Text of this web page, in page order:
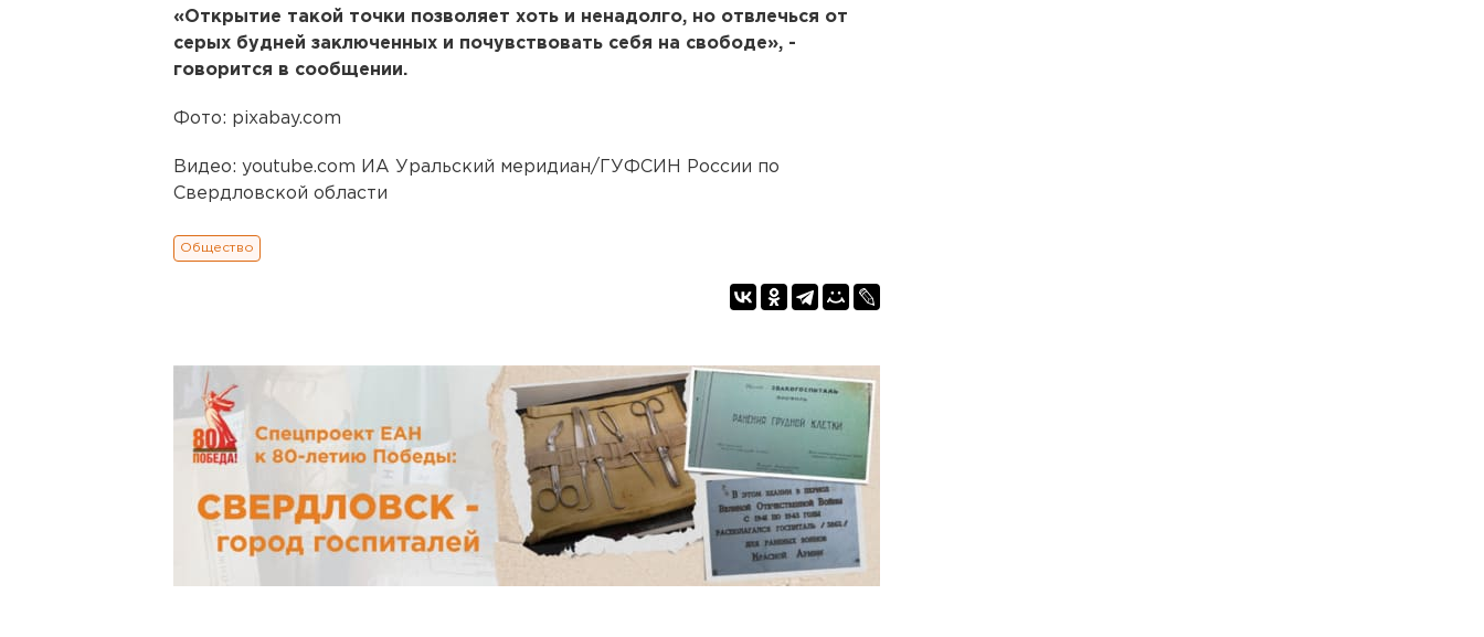
«Открытие такой точки позволяет хоть и ненадолго, но отвлечься от
серых будней заключенных и почувствовать себя на свободе», -
говорится в сообщении.
Фото: pixabay.com
Видео: youtube.com ИА Уральский меридиан/ГУФСИН России по
Свердловской области
Общество